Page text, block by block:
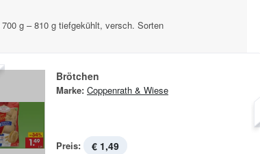
700 g – 810 g tiefgekühlt, versch. Sorten
Brötchen
Marke: Coppenrath & Wiese
Preis: € 1,49